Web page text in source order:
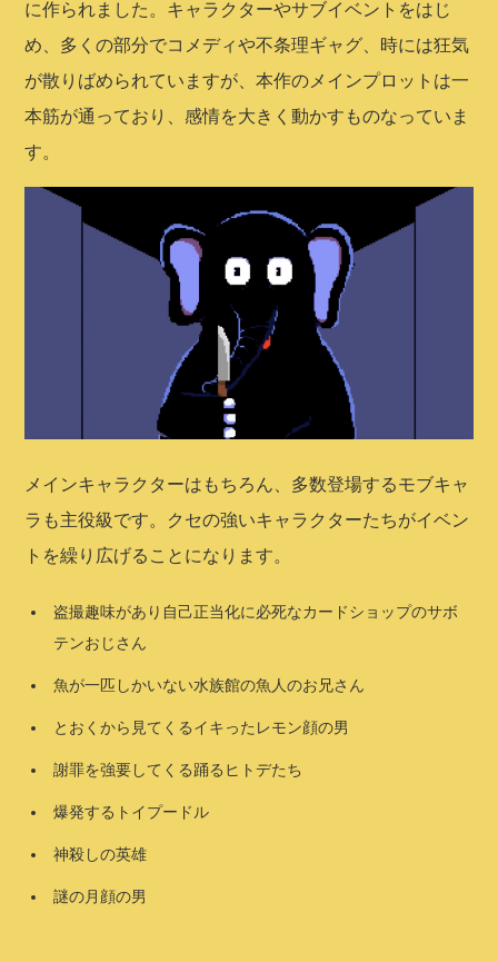
に作られました。キャラクターやサブイベントをはじ
め、多くの部分でコメディや不条理ギャグ、時には狂気
が散りばめられていますが、本作のメインプロットは一
本筋が通っており、感情を大きく動かすものなっていま
す。
メインキャラクターはもちろん、多数登場するモブキャ
ラも主役級です。クセの強いキャラクターたちがイベン
トを繰り広げることになります。
盗撮趣味があり自己正当化に必死なカードショップのサボ
テンおじさん
魚が一匹しかいない水族館の魚人のお兄さん
とおくから見てくるイキったレモン顔の男
謝罪を強要してくる踊るヒトデたち
爆発するトイプードル
神殺しの英雄
謎の月顔の男